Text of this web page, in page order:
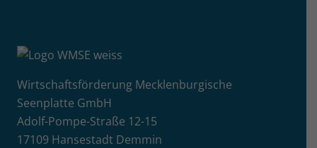
Wirtschaftsförderung Mecklenburgische
Seenplatte GmbH
Adolf-Pompe-Straße 12-15
17109 Hansestadt Demmin